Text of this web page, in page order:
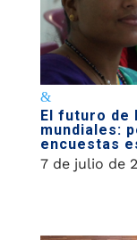
El futuro de
mundiales:
encuestas
7 de julio de